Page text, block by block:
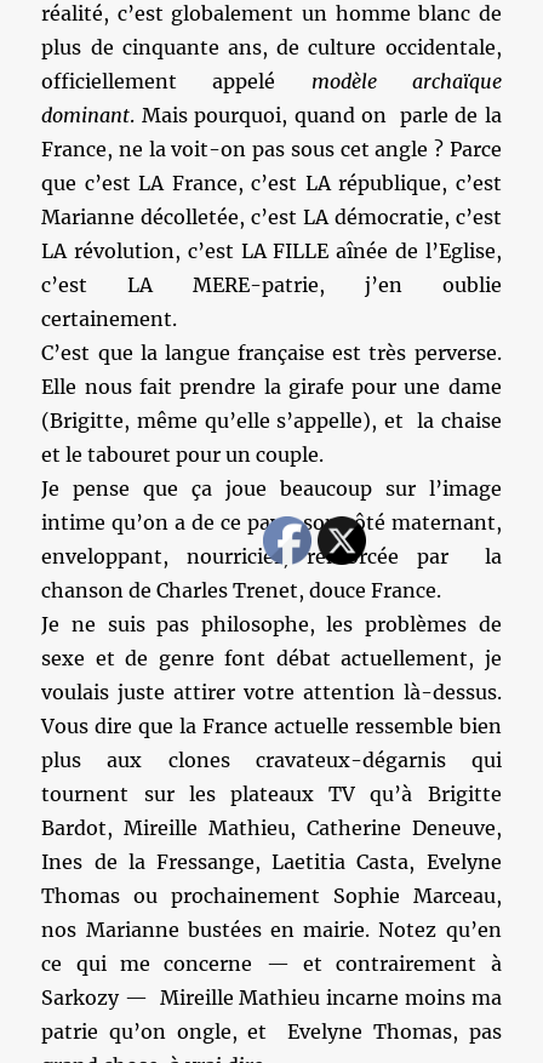
réalité, c’est globalement un homme blanc de
plus de cinquante ans, de culture occidentale,
officiellement appelé modèle archaïque
dominant. Mais pourquoi, quand on parle de la
France, ne la voit-on pas sous cet angle ? Parce
que c’est LA France, c’est LA république, c’est
Marianne décolletée, c’est LA démocratie, c’est
LA révolution, c’est LA FILLE aînée de l’Eglise,
c’est LA MERE-patrie, j’en oublie
certainement.
C’est que la langue française est très perverse.
Elle nous fait prendre la girafe pour une dame
(Brigitte, même qu’elle s’appelle), et la chaise
et le tabouret pour un couple.
Je pense que ça joue beaucoup sur l’image
intime qu’on a de ce pays, son côté maternant,
enveloppant, nourricier, renforcée par la
chanson de Charles Trenet, douce France.
Je ne suis pas philosophe, les problèmes de
sexe et de genre font débat actuellement, je
voulais juste attirer votre attention là-dessus.
Vous dire que la France actuelle ressemble bien
plus aux clones cravateux-dégarnis qui
tournent sur les plateaux TV qu’à Brigitte
Bardot, Mireille Mathieu, Catherine Deneuve,
Ines de la Fressange, Laetitia Casta, Evelyne
Thomas ou prochainement Sophie Marceau,
nos Marianne bustées en mairie. Notez qu’en
ce qui me concerne — et contrairement à
Sarkozy — Mireille Mathieu incarne moins ma
patrie qu’on ongle, et Evelyne Thomas, pas